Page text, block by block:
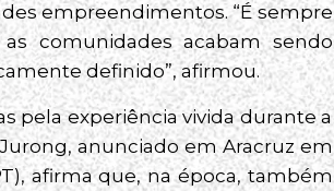
empreendimentos. “É sempre
comunidades acabam sendo
definido”, afirmou.
pela experiência vivida durante a
anunciado em Aracruz em
afirma que, na época, também